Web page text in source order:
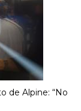
de Alpine: “No